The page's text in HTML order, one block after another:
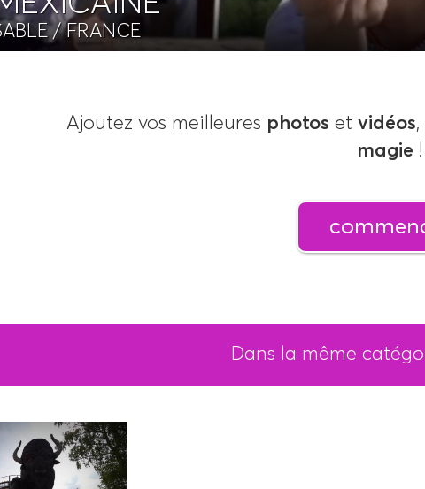
/ FRANCE
Ajoutez vos meilleures photos et vidéos
magie !
Dans la même